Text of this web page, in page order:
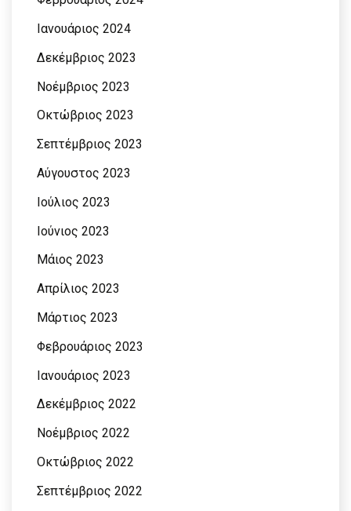
Ιανουάριος 2024
Δεκέμβριος 2023
Νοέμβριος 2023
Οκτώβριος 2023
Σεπτέμβριος 2023
Αύγουστος 2023
Ιούλιος 2023
Ιούνιος 2023
Μάιος 2023
Απρίλιος 2023
Μάρτιος 2023
Φεβρουάριος 2023
Ιανουάριος 2023
Δεκέμβριος 2022
Νοέμβριος 2022
Οκτώβριος 2022
Σεπτέμβριος 2022